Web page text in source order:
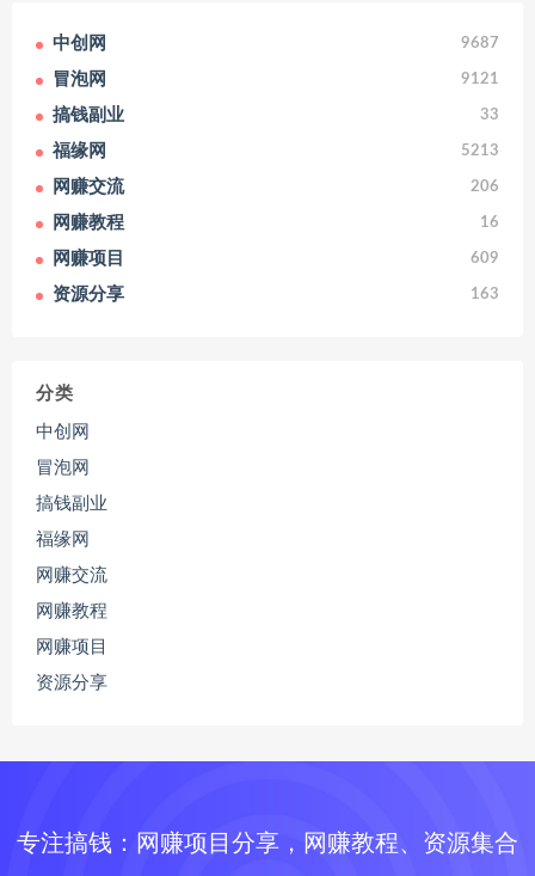
中创网 9687
冒泡网 9121
搞钱副业 33
福缘网 5213
网赚交流 206
网赚教程 16
网赚项目 609
资源分享 163
分类
中创网
冒泡网
搞钱副业
福缘网
网赚交流
网赚教程
网赚项目
资源分享
专注搞钱：网赚项目分享，网赚教程、资源集合